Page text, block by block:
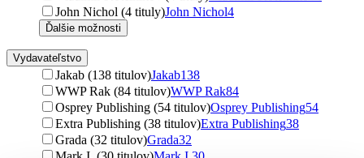
John Nichol (4 tituly)John Nichol4
Ďalšie možnosti
Vydavateľstvo
Jakab (138 titulov)Jakab138
WWP Rak (84 titulov)WWP Rak84
Osprey Publishing (54 titulov)Osprey Publishing54
Extra Publishing (38 titulov)Extra Publishing38
Grada (32 titulov)Grada32